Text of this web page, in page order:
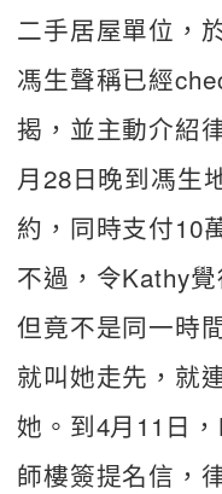
二手居屋單位，
馮生聲稱已經
揭，並主動介紹
月28日晚到馮生
約，同時支付10
不過，令Kathy
但竟不是同一時
就叫她走先，就
她。到4月11日
師樓簽提名信，